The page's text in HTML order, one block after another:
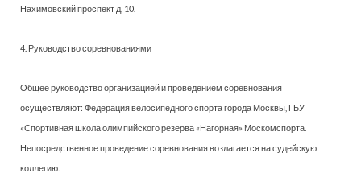
Нахимовский проспект д. 10.
4. Руководство соревнованиями
Общее руководство организацией и проведением соревнования
осуществляют: Федерация велосипедного спорта города Москвы, ГБУ
«Спортивная школа олимпийского резерва «Нагорная» Москомспорта.
Непосредственное проведение соревнования возлагается на судейскую
коллегию.